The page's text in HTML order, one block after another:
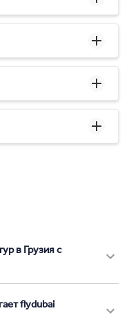
в Грузия с
flydubai